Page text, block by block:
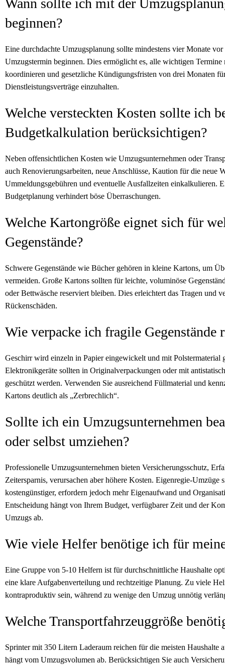
Wann sollte ich mit der
beginnen?
Eine durchdachte Umzugsplanung sollte mindestens vier Monate vor
Umzugstermin beginnen. Dies ermöglicht es, alle wichtigen Termine
koordinieren und gesetzliche Kündigungsfristen von drei Monaten
Dienstleistungsverträge einzuhalten.
Welche versteckten Kosten sollte ich
Budgetkalkulation berücksichtigen?
Neben offensichtlichen Kosten wie Umzugsunternehmen oder
auch Renovierungsarbeiten, neue Anschlüsse, Kaution für die neue
Ummeldungsgebühren und eventuelle Ausfallzeiten einkalkulieren.
Budgetplanung verhindert böse Überraschungen.
Welche Kartongröße eignet sich für
Gegenstände?
Schwere Gegenstände wie Bücher gehören in kleine Kartons, um
vermeiden. Große Kartons sollten für leichte, voluminöse
oder Bettwäsche reserviert bleiben. Dies erleichtert das Tragen und
Rückenschäden.
Wie verpacke ich fragile Gegenstände
Geschirr wird einzeln in Papier eingewickelt und mit Polstermaterial
Elektronikgeräte sollten in Originalverpackungen oder mit
geschützt werden. Verwenden Sie ausreichend Füllmaterial und
Kartons deutlich als „Zerbrechlich“.
Sollte ich ein Umzugsunternehmen
oder selbst umziehen?
Professionelle Umzugsunternehmen bieten Versicherungsschutz,
Zeitersparnis, verursachen aber höhere Kosten. Eigenregie-Umzüge
kostengünstiger, erfordern jedoch mehr Eigenaufwand und
Entscheidung hängt von Ihrem Budget, verfügbarer Zeit und der
Umzugs ab.
Wie viele Helfer benötige ich für
Eine Gruppe von 5-10 Helfern ist für durchschnittliche Haushalte
eine klare Aufgabenverteilung und rechtzeitige Planung. Zu viele
kontraproduktiv sein, während zu wenige den Umzug unnötig
Welche Transportfahrzeuggröße
Sprinter mit 350 Litern Laderaum reichen für die meisten Haushalte
hängt vom Umzugsvolumen ab. Berücksichtigen Sie auch